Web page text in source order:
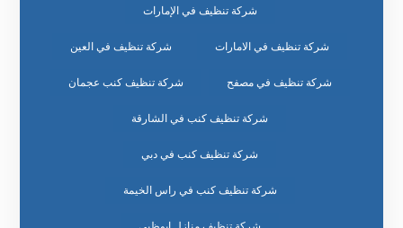
شركة تنظيف في الإمارات
شركة تنظيف في الامارات شركة تنظيف في العين
شركة تنظيف في مصفح شركة تنظيف كنب عجمان
شركة تنظيف كنب في الشارقة
شركة تنظيف كنب في دبي
شركة تنظيف كنب في راس الخيمة